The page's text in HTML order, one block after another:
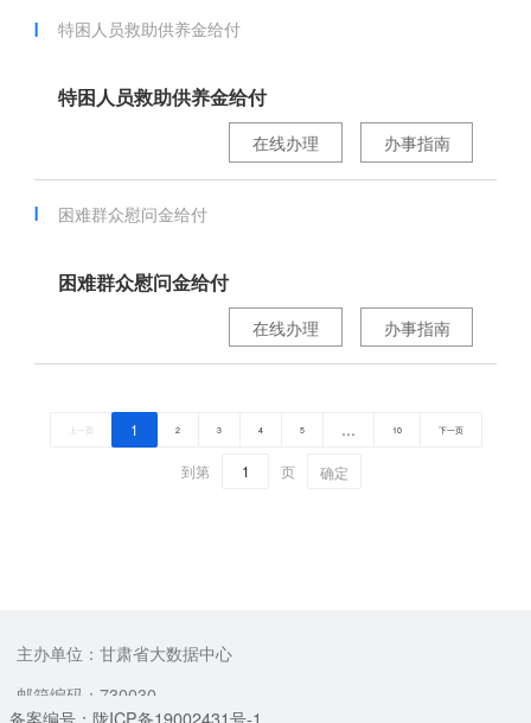
特困人员救助供养金给付
特困人员救助供养金给付
办事指南
在线办理
困难群众慰问金给付
困难群众慰问金给付
办事指南
在线办理
上一页 1 2 3 4 5 … 10 下一页
到第 页 确定
主办单位：甘肃省大数据中心
邮箱编码：730030
备案编号：陇ICP备19002431号-1